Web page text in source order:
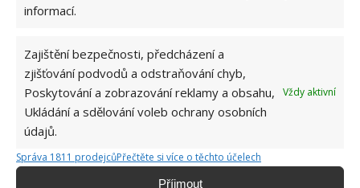
informací.
Zajištění bezpečnosti, předcházení a
zjišťování podvodů a odstraňování chyb,
Poskytování a zobrazování reklamy a obsahu,
Ukládání a sdělování voleb ochrany osobních
údajů.
Vždy aktivní
Správa 1811 prodejcůPřečtěte si více o těchto účelech
Příjmout
DEKORACE LOŽNICE